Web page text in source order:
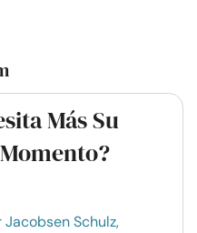
Más Su
Jacobsen Schulz,